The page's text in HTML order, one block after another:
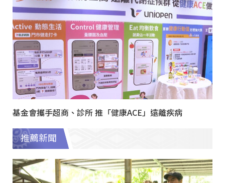
基金會攜手超商、診所 推「健康ACE」遠離疾病
推薦新聞